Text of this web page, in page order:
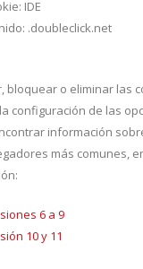
IDE
.doubleclick.net
bloquear o eliminar las
configuración de las
información
más comunes,
6 a 9
10 y 11